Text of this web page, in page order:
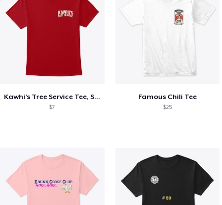
Kawhi’s Tree Service Tee, Shirts, Mug
$7
Famous Chili Tee
$25